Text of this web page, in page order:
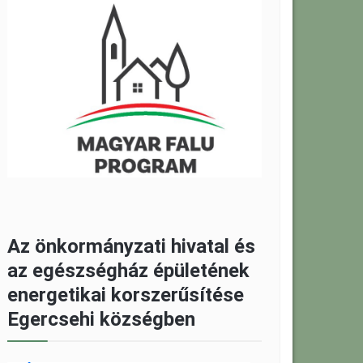
Az önkormányzati hivatal és
az egészségház épületének
energetikai korszerűsítése
Egercsehi községben